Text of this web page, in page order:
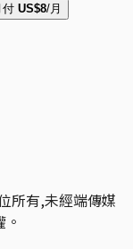
付 US$8/月
所有,未經端傳媒